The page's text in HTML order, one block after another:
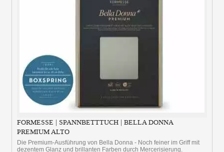
FORMESSE | SPANNBETTTUCH | BELLA DONNA
PREMIUM ALTO
Die Premium-Ausführung von Bella Donna - Noch feiner im Griff mit
dezentem Glanz und brillanten Farben durch Mercerisierung.